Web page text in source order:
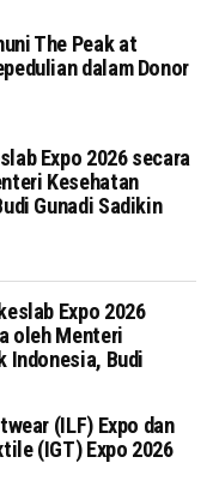
The Peak at
dalam Donor
Expo 2026 secara
Kesehatan
Gunadi Sadikin
Expo 2026
oleh Menteri
Indonesia, Budi
(ILF) Expo dan
(IGT) Expo 2026